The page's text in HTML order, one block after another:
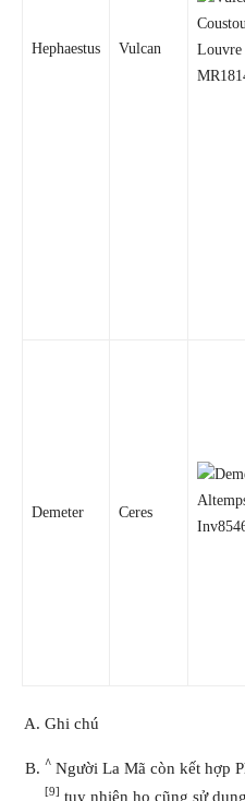
Hephaestus Vulcan
Demeter Ceres
Ghi chú
^ Người La Mã còn kết hợp
[9] tuy nhiên họ cũng sử